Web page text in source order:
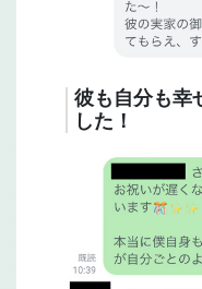
彼も自分も幸
した！